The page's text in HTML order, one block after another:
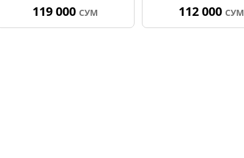
119 000 СУМ 112 000 СУМ